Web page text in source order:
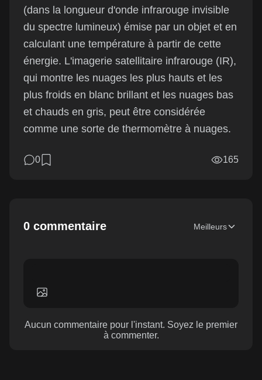
(dans la longueur d'onde infrarouge invisible
du spectre lumineux) émise par un objet et en
calculant une température à partir de cette
énergie. L'imagerie satellitaire infrarouge (IR),
qui montre les nuages les plus hauts et les
plus froids en blanc brillant et les nuages bas
et chauds en gris, peut être considérée
comme une sorte de thermomètre à nuages.
0 165
0 commentaire Meilleurs
Aucun commentaire pour l'instant. Soyez le premier
à commenter.